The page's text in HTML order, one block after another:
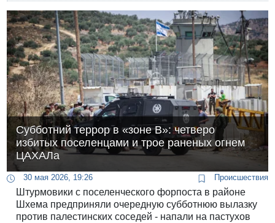
Субботний террор в «зоне В»: четверо
избитых поселенцами и трое раненых огнем
ЦАХАЛа
30 мая 2026, 19:26 Происшествия
Штурмовики с поселенческого форпоста в районе
Шхема предприняли очередную субботнюю вылазку
против палестинских соседей - напали на пастухов